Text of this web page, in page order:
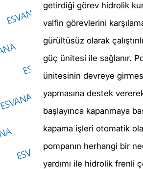
getirdiği görev hidrolik
valfin görevlerini
gürültüsüz olarak
güç ünitesi ile sağlanır.
ünitesinin devreye
yapmasına destek
başlayınca kapanmaya
kapama işleri otomatik
pompanın herhangi bir
yardımı ile hidrolik frenli